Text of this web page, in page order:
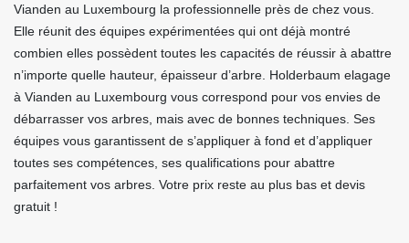
Vianden au Luxembourg la professionnelle près de chez vous.
Elle réunit des équipes expérimentées qui ont déjà montré
combien elles possèdent toutes les capacités de réussir à abattre
n’importe quelle hauteur, épaisseur d’arbre. Holderbaum elagage
à Vianden au Luxembourg vous correspond pour vos envies de
débarrasser vos arbres, mais avec de bonnes techniques. Ses
équipes vous garantissent de s’appliquer à fond et d’appliquer
toutes ses compétences, ses qualifications pour abattre
parfaitement vos arbres. Votre prix reste au plus bas et devis
gratuit !